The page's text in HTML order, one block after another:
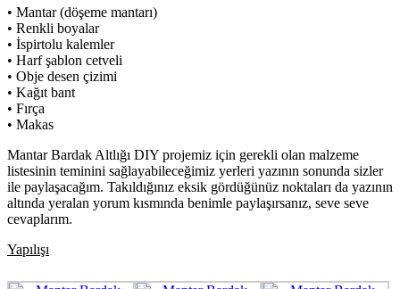
• Mantar (döşeme mantarı)
• Renkli boyalar
• İspirtolu kalemler
• Harf şablon cetveli
• Obje desen çizimi
• Kağıt bant
• Fırça
• Makas
Mantar Bardak Altlığı DIY projemiz için gerekli olan malzeme
listesinin teminini sağlayabileceğimiz yerleri yazının sonunda sizler
ile paylaşacağım. Takıldığınız eksik gördüğünüz noktaları da yazının
altında yeralan yorum kısmında benimle paylaşırsanız, seve seve
cevaplarım.
Yapılışı